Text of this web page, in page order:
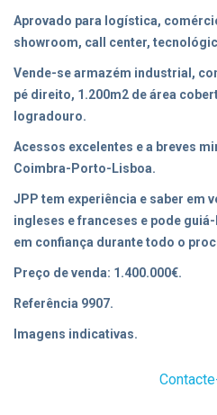
Aprovado para logística,
showroom, call center,
Vende-se armazém industrial,
pé direito, 1.200m2 de área
logradouro.
Acessos excelentes e a breves
Coimbra-Porto-Lisboa.
JPP tem experiência e saber em
ingleses e franceses e pode
em confiança durante todo o
Preço de venda: 1.400.000€.
Referência 9907.
Imagens indicativas.